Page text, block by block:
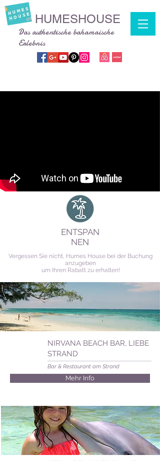
HUMESHOUSE
Das authentische bahamaische
Erlebnis
ENTSPAN
NEN
Vergessen Sie nicht, Humes House bei der Buchung
anzugeben
um Ihren Rabatt zu erhalten!
NIRVANA BEACH BAR, LIEBE
STRAND
Bar & Restaurant am Strand
Mehr Info